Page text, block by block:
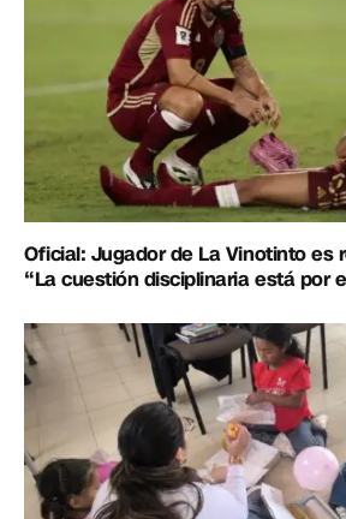
Oficial: Jugador de La Vinotinto es
“La cuestión disciplinaria está por